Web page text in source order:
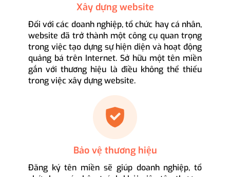
Xây dựng website
Đối với các doanh nghiệp, tổ chức hay cá nhân,
website đã trở thành một công cụ quan trọng
trong việc tạo dựng sự hiện diện và hoạt động
quảng bá trên Internet. Sở hữu một tên miền
gắn với thương hiệu là điều không thể thiếu
trong việc xây dựng website.
Bảo vệ thương hiệu
Đăng ký tên miền sẽ giúp doanh nghiệp, tổ